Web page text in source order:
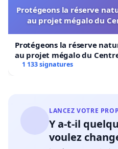
Protégeons la réserve
au projet mégalo du
Protégeons la réserve
au projet mégalo du
1 133 signatures
LANCEZ VOTRE
Y a-t-il
voulez